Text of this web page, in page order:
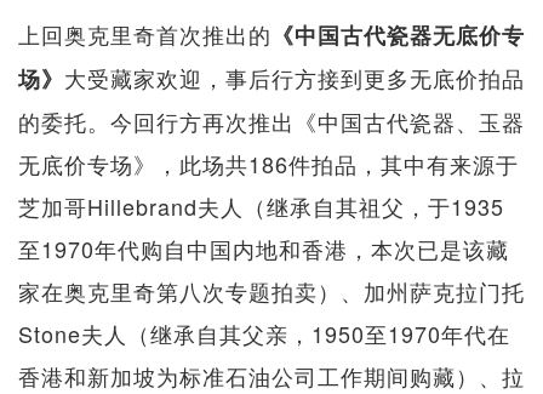
上回奥克里奇首次推出的 《中国古代瓷器无底价专
场》 大受藏家欢迎，事后行方接到更多无底价拍品
的委托。今回行方再次推出《中国古代瓷器、玉器
无底价专场》，此场共186件拍品，其中有来源于
芝加哥Hillebrand夫人（继承自其祖父，于1935
至1970年代购自中国内地和香港，本次已是该藏
家在奥克里奇第八次专题拍卖）、加州萨克拉门托
Stone夫人（继承自其父亲，1950至1970年代在
香港和新加坡为标准石油公司工作期间购藏）、拉